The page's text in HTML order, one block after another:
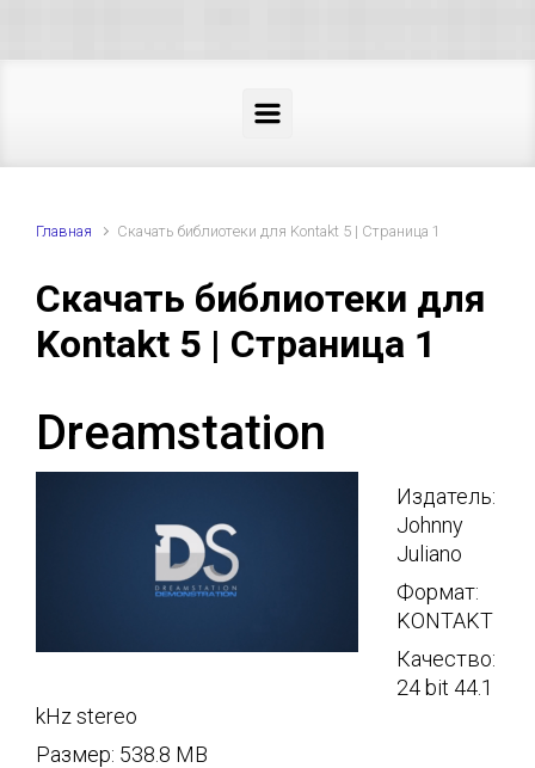
Главная Скачать библиотеки для Kontakt 5 | Страница 1
Скачать библиотеки для
Kontakt 5 | Страница 1
Dreamstation
Издатель:
Johnny
Juliano
Формат:
KONTAKT
Качество:
24 bit 44.1
kHz stereo
Размер: 538.8 MB